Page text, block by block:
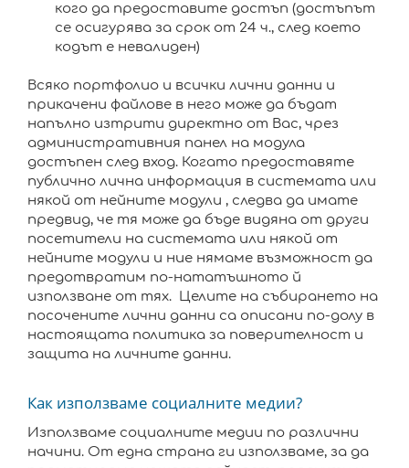
кого да предоставите достъп (достъпът
се осигурява за срок от 24 ч., след което
кодът е невалиден)
Всяко портфолио и всички лични данни и
прикачени файлове в него може да бъдат
напълно изтрити директно от Вас, чрез
административния панел на модула
достъпен след вход. Когато предоставяте
публично лична информация в системата или
някой от нейните модули , следва да имате
предвид, че тя може да бъде видяна от други
посетители на системата или някой от
нейните модули и ние нямаме възможност да
предотвратим по-нататъшното й
използване от тях. Целите на събирането на
посочените лични данни са описани по-долу в
настоящата политика за поверителност и
защита на личните данни.
Как използваме социалните медии?
Използваме социалните медии по различни
начини. От една страна ги използваме, за да